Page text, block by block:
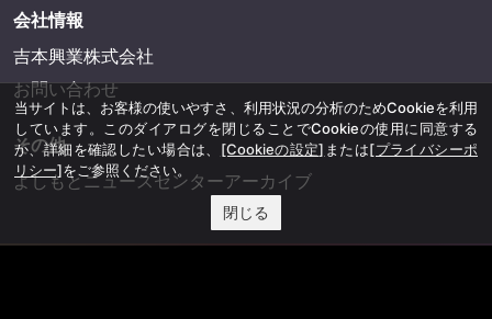
会社情報
吉本興業株式会社
お問い合わせ
その他
よしもとニュースセンターアーカイブ
当サイトは、お客様の使いやすさ、利用状況の分析のためCookieを利用
しています。このダイアログを閉じることでCookieの使用に同意する
か、詳細を確認したい場合は、 [Cookieの設定] または[プライバシーポ
リシー]をご参照ください。
閉じる